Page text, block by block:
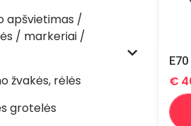
apšvietimas /
/ markeriai /
žvakės, rėlės
grotelės
€